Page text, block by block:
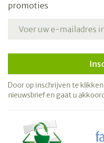
promoties
Door op inschrijven te
nieuwsbrief en gaat u